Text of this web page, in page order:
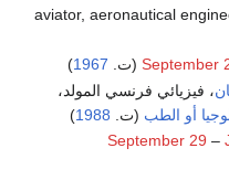
aviator, aeronautical
September
1967
)
، فيزيائي فرنسي المولد،
أو الطب (ت. 1988
)
September 29 –